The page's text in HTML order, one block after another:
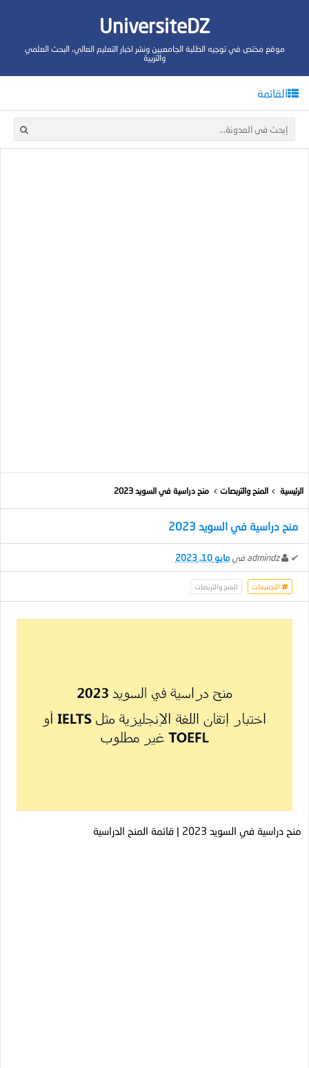
UniversiteDZ
موقع مختص في توجيه الطلبة الجامعيين ونشر اخبار التعليم العالي، البحث العلمي
والتربية
القائمة
الرئيسية المنح والتربصات منح دراسية في السويد 2023
منح دراسية في السويد 2023
✔
admindz فيمايو 10, 2023
التصنيفات المنح والتربصات
منح دراسية في السويد 2023 | قائمة المنح الدراسية